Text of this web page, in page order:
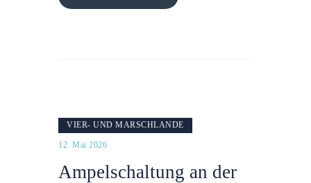
VIER- UND MARSCHLANDE
12. Mai 2026
Ampelschaltung an der